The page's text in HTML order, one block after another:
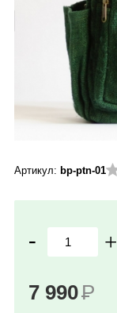
Артикул: bp-ptn-01
- +
7 990Р